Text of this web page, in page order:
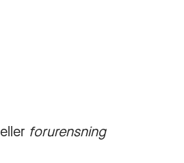
eller forurensning